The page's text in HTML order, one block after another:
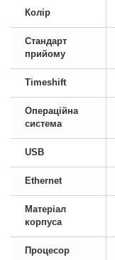
Колір
Стандарт
прийому
Timeshift
Операційна
система
USB
Ethernet
Матеріал
корпуса
Процесор